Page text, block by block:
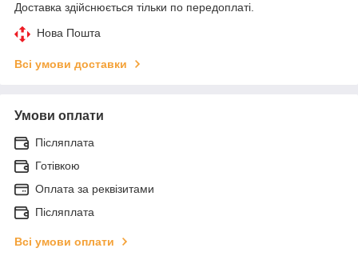
Доставка здійснюється тільки по передоплаті.
Нова Пошта
Всі умови доставки
Умови оплати
Післяплата
Готівкою
Оплата за реквізитами
Післяплата
Всі умови оплати